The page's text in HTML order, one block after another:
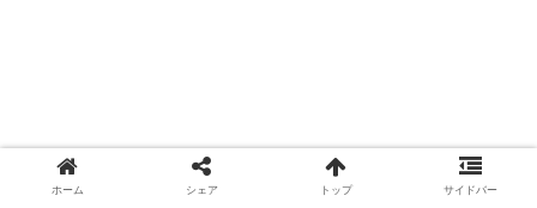
ホーム シェア トップ サイドバー